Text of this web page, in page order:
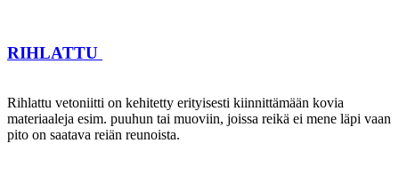
RIHLATTU
Rihlattu vetoniitti on kehitetty erityisesti kiinnittämään kovia
materiaaleja esim. puuhun tai muoviin, joissa reikä ei mene läpi vaan
pito on saatava reiän reunoista.